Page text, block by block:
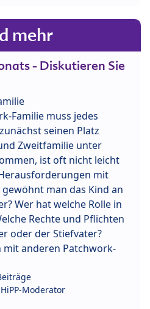
mehr
- Diskutieren Sie
Familie muss jedes
seinen Platz
Zweitfamilie unter
ist oft nicht leicht
mit
man das Kind an
Wer hat welche Rolle in
Rechte und Pflichten
oder der Stiefvater?
mit anderen Patchwork-
HiPP-Moderator